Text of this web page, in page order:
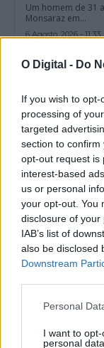
O Digital - Do
If you wish to
processing of
targeted
section to
opt-out request is
interest-based
us or personal
your opt-out. You
disclosure of
IAB’s list of
also be disclosed
Downstream
Personal
I want to
personal data.
Um homem de 31
Monsaraz em...
6 Agosto, 2026 - 11:33
PSP apreende
A PSP apreendeu
Elvas, durante...
6 Agosto, 2026 - 11:13